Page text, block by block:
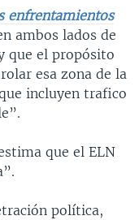
enfrentamientos
ambos lados de
que el propósito
esa zona de la
incluyen trafico
que el ELN
política,